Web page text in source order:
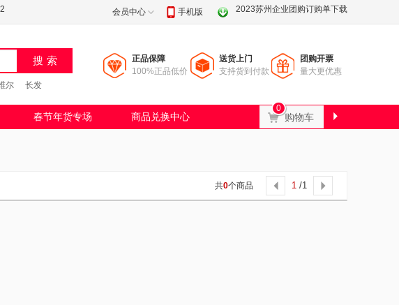
会员中心 手机版 2023苏州企业团购订购单下载
搜索
尔 长发
正品保障
100%正品低价
送货上门
支持货到付款
团购开票
量大更优惠
春节年货专场 商品兑换中心 Ɲ 购物车 
0
共0个商品  1 /1 